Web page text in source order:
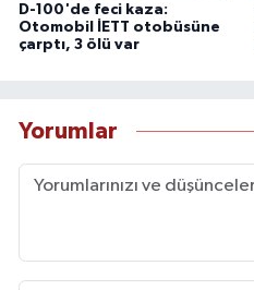
D-100'de feci kaza:
Otomobil İETT otobüsüne
çarptı, 3 ölü var
Yorumlar